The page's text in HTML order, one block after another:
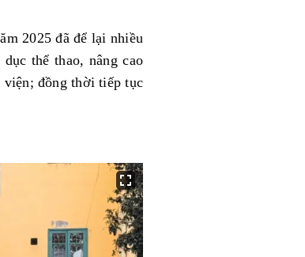
2025 đã để lại nhiều
thể thao, nâng cao
viện; đồng thời tiếp tục